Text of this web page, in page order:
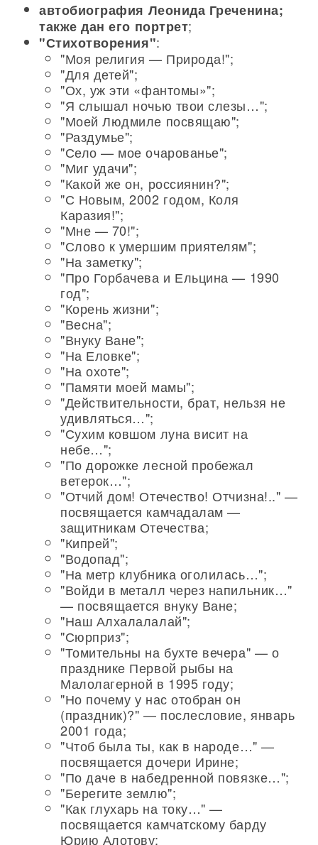
автобиография Леонида Греченина;
также дан его портрет;
"Стихотворения":
"Моя религия — Природа!";
"Для детей";
"Ох, уж эти «фантомы»";
"Я слышал ночью твои слезы…";
"Моей Людмиле посвящаю";
"Раздумье";
"Село — мое очарованье";
"Миг удачи";
"Какой же он, россиянин?";
"С Новым, 2002 годом, Коля
Каразия!";
"Мне — 70!";
"Слово к умершим приятелям";
"На заметку";
"Про Горбачева и Ельцина — 1990
год";
"Корень жизни";
"Весна";
"Внуку Ване";
"На Еловке";
"На охоте";
"Памяти моей мамы";
"Действительности, брат, нельзя не
удивляться…";
"Сухим ковшом луна висит на
небе…";
"По дорожке лесной пробежал
ветерок…";
"Отчий дом! Отечество! Отчизна!.." —
посвящается камчадалам —
защитникам Отечества;
"Кипрей";
"Водопад";
"На метр клубника оголилась…";
"Войди в металл через напильник…"
— посвящается внуку Ване;
"Наш Алхалалалай";
"Сюрприз";
"Томительны на бухте вечера" — о
празднике Первой рыбы на
Малолагерной в 1995 году;
"Но почему у нас отобран он
(праздник)?" — послесловие, январь
2001 года;
"Чтоб была ты, как в народе…" —
посвящается дочери Ирине;
"По даче в набедренной повязке…";
"Берегите землю";
"Как глухарь на току…" —
посвящается камчатскому барду
Юрию Алотову;